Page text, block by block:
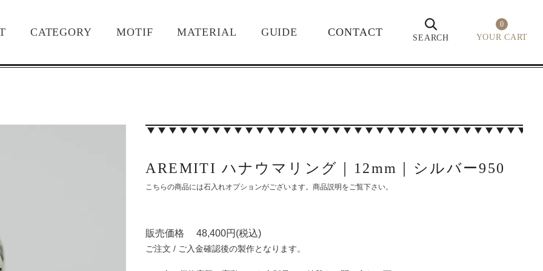
CATEGORY MOTIF MATERIAL GUIDE CONTACT SEARCH
0
YOUR CART
AREMITI ハナウマリング｜12mm｜シルバー950
こちらの商品には石入れオプションがございます。商品説明をご覧下さい。
販売価格 48,400円(税込)
ご注文 / ご入金確認後の製作となります。